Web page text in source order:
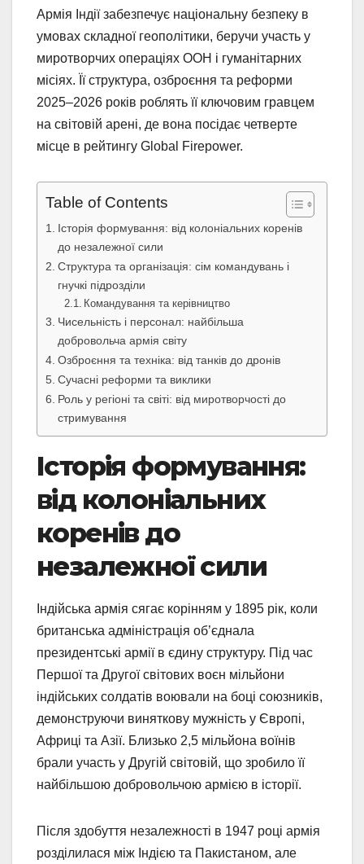
Армія Індії забезпечує національну безпеку в
умовах складної геополітики, беручи участь у
миротворчих операціях ООН і гуманітарних
місіях. Її структура, озброєння та реформи
2025–2026 років роблять її ключовим гравцем
на світовій арені, де вона посідає четверте
місце в рейтингу Global Firepower.
Table of Contents
Історія формування: від колоніальних коренів
до незалежної сили
Структура та організація: сім командувань і
гнучкі підрозділи
Командування та керівництво
Чисельність і персонал: найбільша
добровольча армія світу
Озброєння та техніка: від танків до дронів
Сучасні реформи та виклики
Роль у регіоні та світі: від миротворчості до
стримування
Історія формування:
від колоніальних
коренів до
незалежної сили
Індійська армія сягає корінням у 1895 рік, коли
британська адміністрація об’єднала
президентські армії в єдину структуру. Під час
Першої та Другої світових воєн мільйони
індійських солдатів воювали на боці союзників,
демонструючи виняткову мужність у Європі,
Африці та Азії. Близько 2,5 мільйона воїнів
брали участь у Другій світовій, що зробило її
найбільшою добровольчою армією в історії.
Після здобуття незалежності в 1947 році армія
розділилася між Індією та Пакистаном, але